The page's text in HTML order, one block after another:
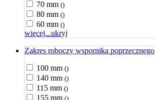
70 mm ()
80 mm ()
60 mm ()
więcej...ukryj
Zakres roboczy wspornika poprzecznego
100 mm ()
140 mm ()
115 mm ()
155 mm ()